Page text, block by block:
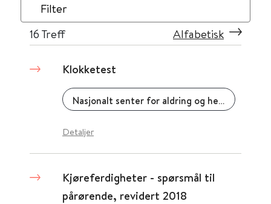
Filter
16 Treff Alfabetisk
Klokketest
Nasjonalt senter for aldring og helse
Detaljer
Kjøreferdigheter - spørsmål til
pårørende, revidert 2018